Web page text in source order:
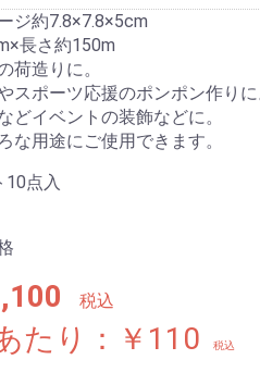
ジ約7.8×7.8×5cm
長さ約150m
荷造りに。
スポーツ応援のポンポン作りに
どイベントの装飾などに。
な用途にご使用できます。
10点入
税込
たり：￥110 税込